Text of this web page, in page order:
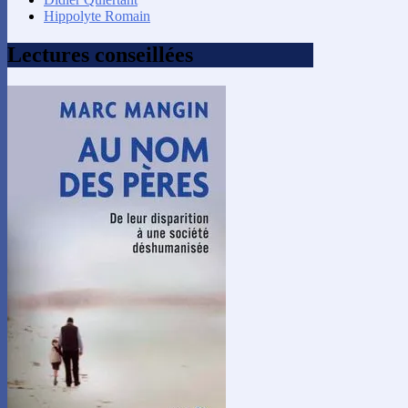
Hippolyte Romain
Lectures conseillées